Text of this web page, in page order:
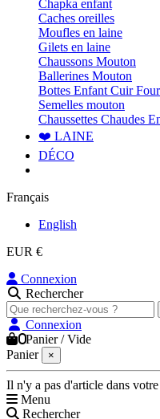
Chapka enfant
Caches oreilles
Moufles en laine
Gilets en laine
Chaussons Mouton
Ballerines Mouton
Bottes Enfant Cuir
Semelles mouton
Chaussettes Chaudes
❤️ LAINE
DÉCO
Français
English
EUR €
Connexion
Rechercher
Connexion
0Panier /Vide
Panier
×
Il n'y a pas d'article dans
Menu
Rechercher